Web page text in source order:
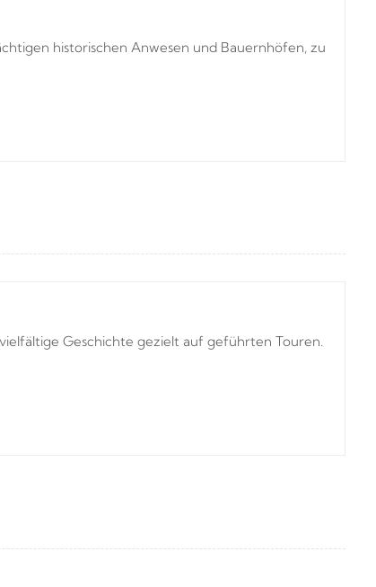
historischen Anwesen und Bauernhöfen, zu
Geschichte gezielt auf geführten Touren.